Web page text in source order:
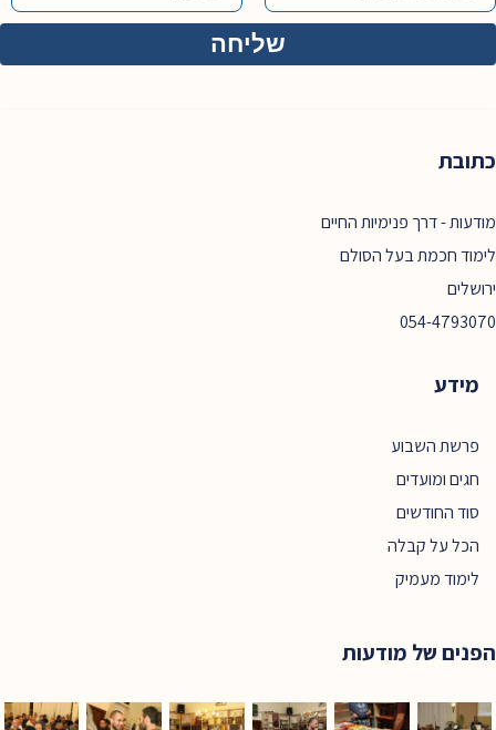
כתובת
מודעות - דרך פנימיות החיים
לימוד חכמת בעל הסולם
ירושלים
054-4793070
מידע
פרשת השבוע
חגים ומועדים
סוד החודשים
הכל על קבלה
לימוד מעמיק
הפנים של מודעות